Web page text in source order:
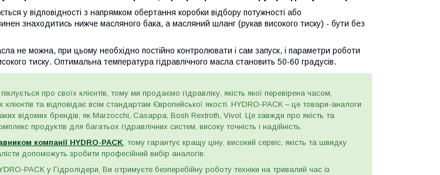
у відповідності з напрямком обертання коробки відбору потужності або
знаходитись нижче масляного бака, а масляний шланг (рукав високого тиску) - бути без
не можна, при цьому необхідно постійно контролювати і сам запуск, і параметри роботи
тиску. Оптимальна температура гідравлічного масла становить 50-60 градусів.
піклується про своїх клієнтів, тому ми продаємо гідравліку, якість якої перевірена часом,
та відповідає всім стандартам Європейської якості. HYDRO-PACK – це товари-аналоги
відомих брендів, як Marzocchi, Casappa, Bosh Rextroth, Vivol. Це завжди про якість та
продуктів для багатьох гідравлічних систем, високу точність і надійність.
компанії HYDRO-PACK, тому гарантує кращу ціну, високий сервіс, якість та швидку
допоможуть зробити професійний вибір аналогів.
PACK у Гідролідери, Ви отримуєте безперебійну роботу техніки на тривалий час із